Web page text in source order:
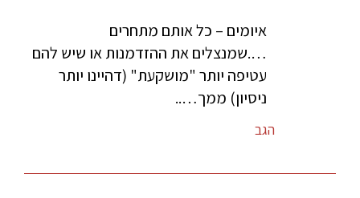
איומים – כל אותם מתחרים
….שמנצלים את ההזדמנות או שיש להם
עטיפה יותר "מושקעת" (דהיינו יותר
ניסיון) ממך…..
הגב